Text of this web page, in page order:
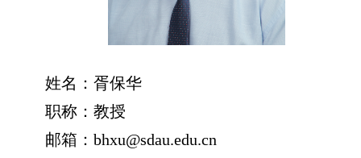
姓名：胥保华
职称：教授
邮箱： bhxu@sdau.edu.cn